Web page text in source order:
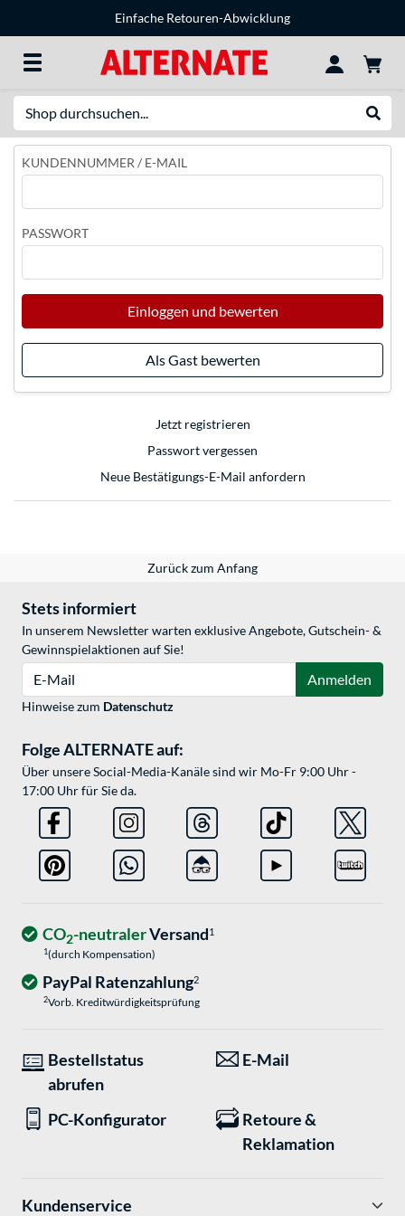
Einfache Retouren-Abwicklung
KUNDENNUMMER / E-MAIL
PASSWORT
Einloggen und bewerten
Als Gast bewerten
Jetzt registrieren
Passwort vergessen
Neue Bestätigungs-E-Mail anfordern
Zurück zum Anfang
Stets informiert
In unserem Newsletter warten exklusive Angebote, Gutschein- &
Gewinnspielaktionen auf Sie!
Anmelden
Hinweise zum Datenschutz
Folge ALTERNATE auf:
Über unsere Social-Media-Kanäle sind wir Mo-Fr 9:00 Uhr -
17:00 Uhr für Sie da.
CO2-neutralerVersand1
1(durch Kompensation)
PayPal Ratenzahlung2
2Vorb. Kreditwürdigkeitsprüfung
Bestellstatus
abrufen
E-Mail
PC-Konfigurator
Retoure &
Reklamation
Kundenservice